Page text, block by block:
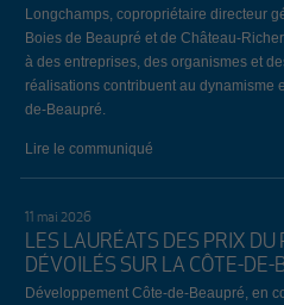
Longchamps, copropriétaire directeur
Boies de Beaupré et de Château-
à des entreprises, des organismes et
réalisations contribuent au dynamisme
de-Beaupré.
Lire le communiqué
11 mai 2026
LES LAURÉATS DES PRIX
DÉVOILÉS SUR LA CÔTE-DE-
Développement Côte-de-Beaupré, en